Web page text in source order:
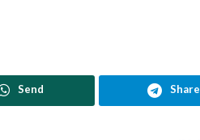
Send Share